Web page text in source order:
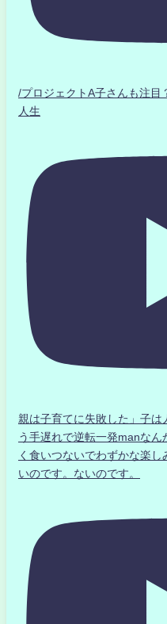
/プロジェクトA子さんも注
人生
親は子育てに失敗した」子は
う手遅れで逆転一発manなん
く食いつないでわずかな楽
いのです。ないのです。